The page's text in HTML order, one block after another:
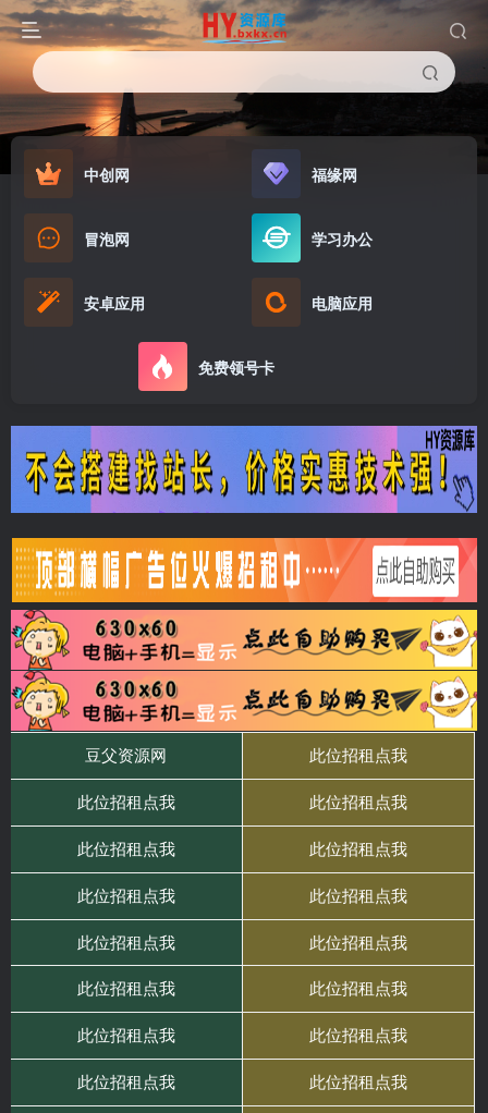
中创网 福缘网
冒泡网 学习办公
安卓应用 电脑应用
免费领号卡